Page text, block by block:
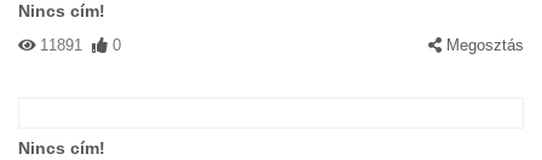
Nincs cím!
11891 0 Megosztás
Nincs cím!